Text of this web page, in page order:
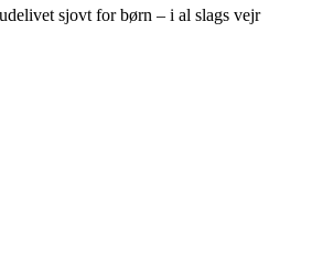
sjovt for børn – i al slags vejr